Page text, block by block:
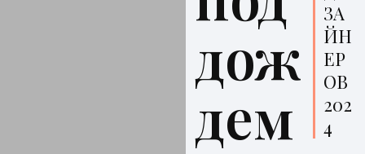
дож
дем
ЗА
ЙН
ЕР
ОВ
202
4